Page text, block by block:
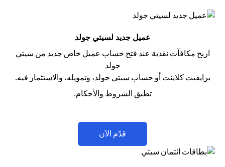
عميل جديد لسيتي جولد
اربح مكافآت نقدية عند فتح حساب عميل خاص جديد من سيتي
جولد
برايفيت كلاينت أو حساب سيتي جولد، وتمويله، والاستثمار فيه.
تطبق الشروط والأحكام.
قدّم الآن